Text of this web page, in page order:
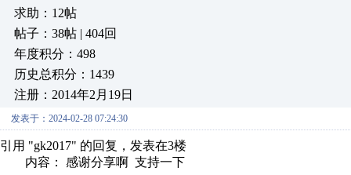
求助：12帖
帖子：38帖 | 404回
年度积分：498
历史总积分：1439
注册：2014年2月19日
发表于：2024-02-28 07:24:30
引用 "gk2017" 的回复，发表在3楼
内容： 感谢分享啊 支持一下